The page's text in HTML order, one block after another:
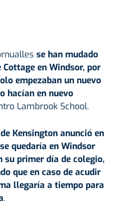
se han mudado
en Windsor, por
empezaban un nuevo
hacían en nuevo
Lambrook School.
Kensington anunció en
quedaría en Windsor
su primer día de colegio,
que en caso de acudir
llegaría a tiempo para
.